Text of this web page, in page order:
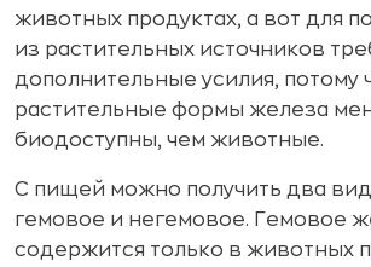
животных продуктах, а вот для
из растительных источников
дополнительные усилия, потому
растительные формы железа
биодоступны, чем животные.
С пищей можно получить два
гемовое и негемовое. Гемовое
содержится только в животных